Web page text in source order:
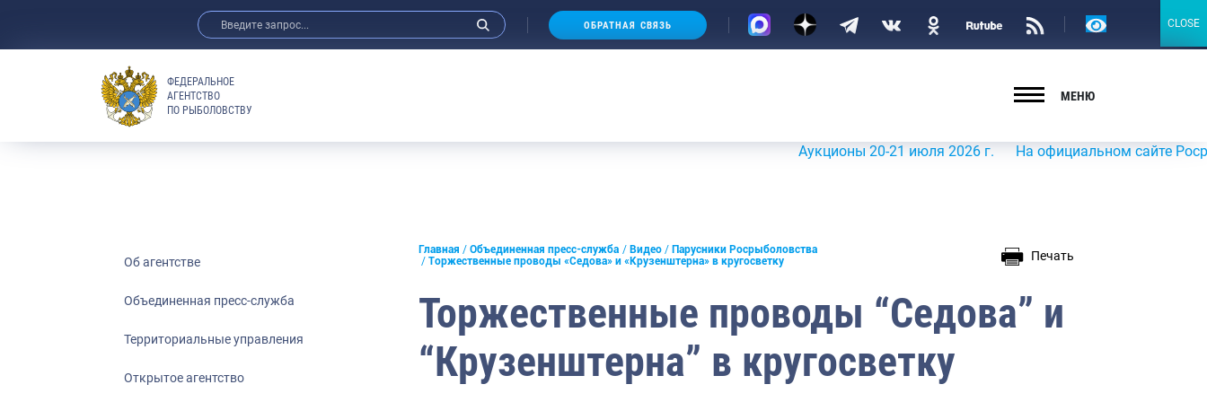
ОБРАТНАЯ СВЯЗЬ
Версия
ФЕДЕРАЛЬНОЕ
АГЕНТСТВО
ПО РЫБОЛОВСТВУ
МЕНЮ
Аукционы 20-21 июля 2026 г. На официальном сайте
Об агентстве
Объединенная пресс-служба
Территориальные управления
Открытое агентство
Главная Объединенная пресс-служба Видео
Парусники Росрыболовства
Торжественные проводы «Седова» и «Крузенштерна» в кругосветку
Печать
Торжественные проводы “Седова” и
“Крузенштерна” в кругосветку
CLOSE
CLOSE